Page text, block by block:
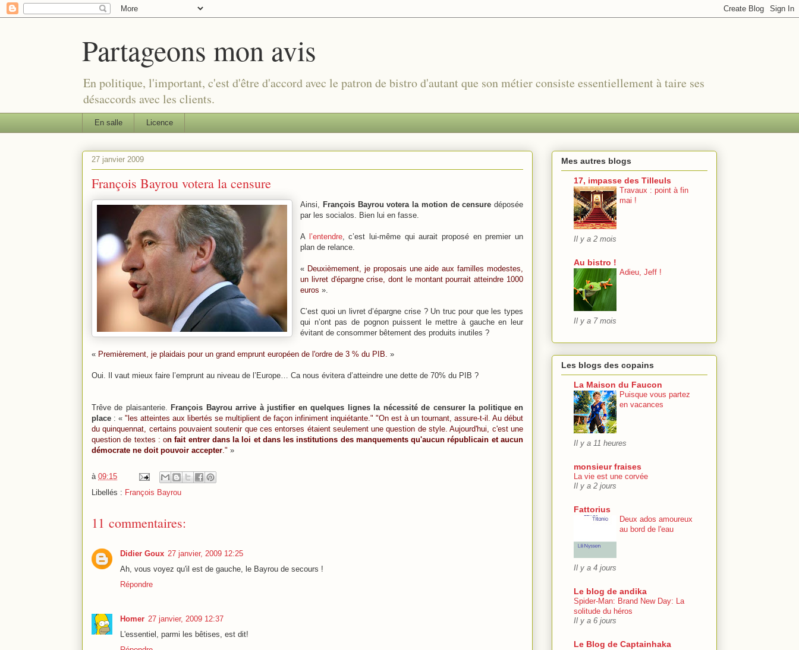
Partageons mon avis
En politique, l'important, c'est d'être d'accord avec le patron de bistro d'autant que son métier consiste essentiellement à taire ses
désaccords avec les clients.
En salle Licence
27 janvier 2009
François Bayrou votera la censure
Ainsi, François Bayrou votera la motion de censure déposée
par les socialos. Bien lui en fasse.
A l’entendre, c’est lui-même qui aurait proposé en premier un
plan de relance.
« Deuxièmement, je proposais une aide aux familles modestes,
un livret d'épargne crise, dont le montant pourrait atteindre 1000
euros ».
C’est quoi un livret d’épargne crise ? Un truc pour que les types
qui n’ont pas de pognon puissent le mettre à gauche en leur
évitant de consommer bêtement des produits inutiles ?
« Premièrement, je plaidais pour un grand emprunt européen de l'ordre de 3 % du PIB. »
Oui. Il vaut mieux faire l’emprunt au niveau de l’Europe… Ca nous évitera d’atteindre une dette de 70% du PIB ?
Trêve de plaisanterie.François Bayrou arrive à justifier en quelques lignes la nécessité de censurer la politique en
place : « "les atteintes aux libertés se multiplient de façon infiniment inquiétante." "On est à un tournant, assure-t-il. Au début
du quinquennat, certains pouvaient soutenir que ces entorses étaient seulement une question de style. Aujourd'hui, c'est une
question de textes : on fait entrer dans la loi et dans les institutions des manquements qu'aucun républicain et aucun
démocrate ne doit pouvoir accepter ." »
à 09:15
Libellés : François Bayrou
11 commentaires:
Didier Goux 27 janvier, 2009 12:25
Ah, vous voyez qu'il est de gauche, le Bayrou de secours !
Répondre
Homer 27 janvier, 2009 12:37
L'essentiel, parmi les bêtises, est dit!
Mes autres blogs
17, impasse des Tilleuls
Travaux : point à fin
mai !
Il y a 2 mois
Au bistro !
Adieu, Jeff !
Il y a 7 mois
Les blogs des copains
La Maison du Faucon
Puisque vous partez
en vacances
Il y a 11 heures
monsieur fraises
La vie est une corvée
Il y a 2 jours
Fattorius
Deux ados amoureux
au bord de l'eau
Il y a 4 jours
Le blog de andika
Spider-Man: Brand New Day: La
solitude du héros
Il y a 6 jours
Le Blog de Captainhaka